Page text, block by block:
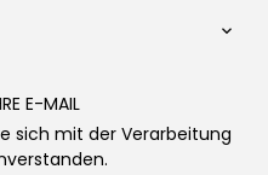

E-MAIL
sich mit der Verarbeitung